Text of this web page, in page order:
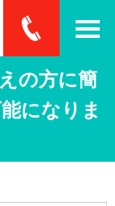
の方に簡
になりま